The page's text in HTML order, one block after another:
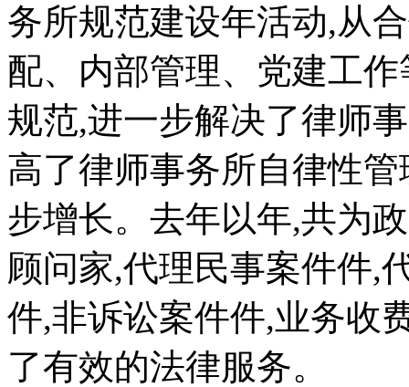
务所规范建设年活动,从
配、内部管理、党建工
规范,进一步解决了律师
高了律师事务所自律性
步增长。去年以年,共为
顾问家,代理民事案件件,
件,非诉讼案件件,业务收
了有效的法律服务。